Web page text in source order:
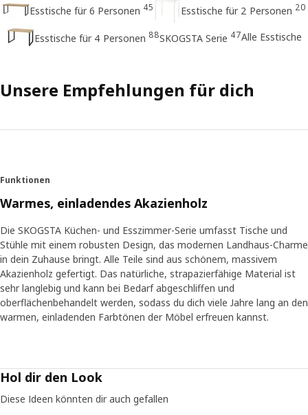
Esstische für 6 Personen 45 Esstische für 2 Personen 20
Esstische für 4 Personen 88SKOGSTA Serie 47Alle Esstische
Unsere Empfehlungen für dich
Funktionen
Warmes, einladendes Akazienholz
Die SKOGSTA Küchen- und Esszimmer-Serie umfasst Tische und
Stühle mit einem robusten Design, das modernen Landhaus-Charme
in dein Zuhause bringt. Alle Teile sind aus schönem, massivem
Akazienholz gefertigt. Das natürliche, strapazierfähige Material ist
sehr langlebig und kann bei Bedarf abgeschliffen und
oberflächenbehandelt werden, sodass du dich viele Jahre lang an den
warmen, einladenden Farbtönen der Möbel erfreuen kannst.
Hol dir den Look
Diese Ideen könnten dir auch gefallen